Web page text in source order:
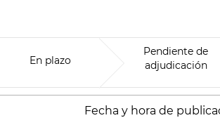
En plazo
Pendiente de
adjudicación
Fecha y hora de